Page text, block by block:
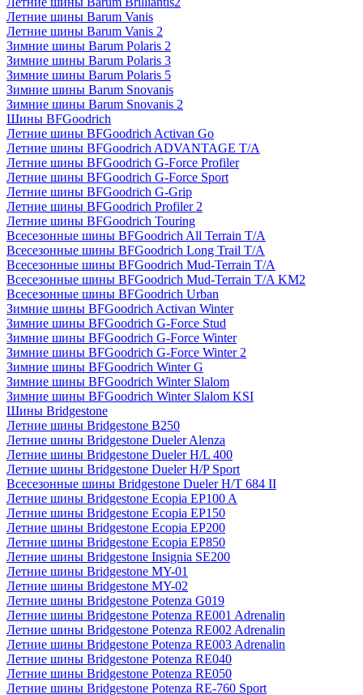
Летние шины Barum Vanis
Летние шины Barum Vanis 2
Зимние шины Barum Polaris 2
Зимние шины Barum Polaris 3
Зимние шины Barum Polaris 5
Зимние шины Barum Snovanis
Зимние шины Barum Snovanis 2
Шины BFGoodrich
Летние шины BFGoodrich Activan Go
Летние шины BFGoodrich ADVANTAGE T/A
Летние шины BFGoodrich G-Force Profiler
Летние шины BFGoodrich G-Force Sport
Летние шины BFGoodrich G-Grip
Летние шины BFGoodrich Profiler 2
Летние шины BFGoodrich Touring
Всесезонные шины BFGoodrich All Terrain T/A
Всесезонные шины BFGoodrich Long Trail T/A
Всесезонные шины BFGoodrich Mud-Terrain T/A
Всесезонные шины BFGoodrich Mud-Terrain T/A KM2
Всесезонные шины BFGoodrich Urban
Зимние шины BFGoodrich Activan Winter
Зимние шины BFGoodrich G-Force Stud
Зимние шины BFGoodrich G-Force Winter
Зимние шины BFGoodrich G-Force Winter 2
Зимние шины BFGoodrich Winter G
Зимние шины BFGoodrich Winter Slalom
Зимние шины BFGoodrich Winter Slalom KSI
Шины Bridgestone
Летние шины Bridgestone B250
Летние шины Bridgestone Dueler Alenza
Летние шины Bridgestone Dueler H/L 400
Летние шины Bridgestone Dueler H/P Sport
Всесезонные шины Bridgestone Dueler H/T 684 II
Летние шины Bridgestone Ecopia EP100 A
Летние шины Bridgestone Ecopia EP150
Летние шины Bridgestone Ecopia EP200
Летние шины Bridgestone Ecopia EP850
Летние шины Bridgestone Insignia SE200
Летние шины Bridgestone MY-01
Летние шины Bridgestone MY-02
Летние шины Bridgestone Potenza G019
Летние шины Bridgestone Potenza RE001 Adrenalin
Летние шины Bridgestone Potenza RE002 Adrenalin
Летние шины Bridgestone Potenza RE003 Adrenalin
Летние шины Bridgestone Potenza RE040
Летние шины Bridgestone Potenza RE050
Летние шины Bridgestone Potenza RE-760 Sport